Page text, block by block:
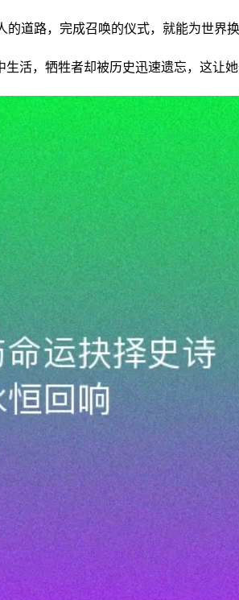
的道路，完成召唤的仪式，就能为世界换
活，牺牲者却被历史迅速遗忘，这让